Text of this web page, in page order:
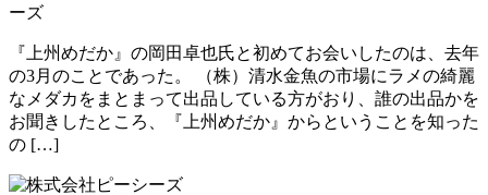
ーズ
『上州めだか』の岡田卓也氏と初めてお会いしたのは、去年
の3月のことであった。 （株）清水金魚の市場にラメの綺麗
なメダカをまとまって出品している方がおり、誰の出品かを
お聞きしたところ、『上州めだか』からということを知った
の […]